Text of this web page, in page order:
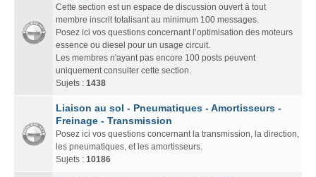
Cette section est un espace de discussion ouvert à tout
membre inscrit totalisant au minimum 100 messages.
Posez ici vos questions concernant l’optimisation des moteurs
essence ou diesel pour un usage circuit.
Les membres n'ayant pas encore 100 posts peuvent
uniquement consulter cette section.
Sujets : 1438
Liaison au sol - Pneumatiques - Amortisseurs -
Freinage - Transmission
Posez ici vos questions concernant la transmission, la direction,
les pneumatiques, et les amortisseurs.
Sujets : 10186